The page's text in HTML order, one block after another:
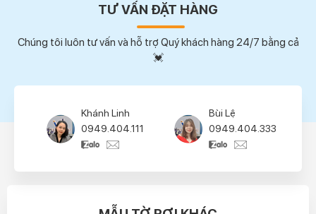
TƯ VẤN ĐẶT HÀNG
Chúng tôi luôn tư vấn và hỗ trợ Quý khách hàng 24/7 bằng cả
💓
Bùi Lệ
0949.404.333
Bùi Lệ
0949.404.333